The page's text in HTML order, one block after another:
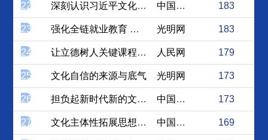
22 深刻认识习近平文化思想的基... 中国社会科学网 183
23 强化全链就业教育 提升就业... 光明网 183
24 让立德树人关键课程更有生命... 人民网 179
25 文化自信的来源与底气 光明网 173
26 担负起新时代新的文化使命 中国社会科学网 173
27 文化主体性拓展思想政治教育... 中国社会科学网 169